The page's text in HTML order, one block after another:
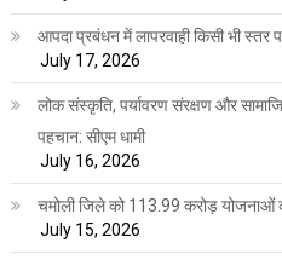
आपदा प्रबंधन में लापरवाही किसी भी स्तर
July 17, 2026
लोक संस्कृति, पर्यावरण संरक्षण और
पहचान: सीएम धामी
July 16, 2026
चमोली जिले को 113.99 करोड़ योजनाओं
July 15, 2026